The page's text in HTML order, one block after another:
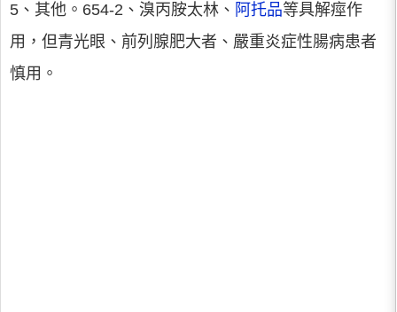
5、其他。654-2、溴丙胺太林、 阿托品等具解痙作
用，但青光眼、前列腺肥大者、嚴重炎症性腸病患者
慎用。